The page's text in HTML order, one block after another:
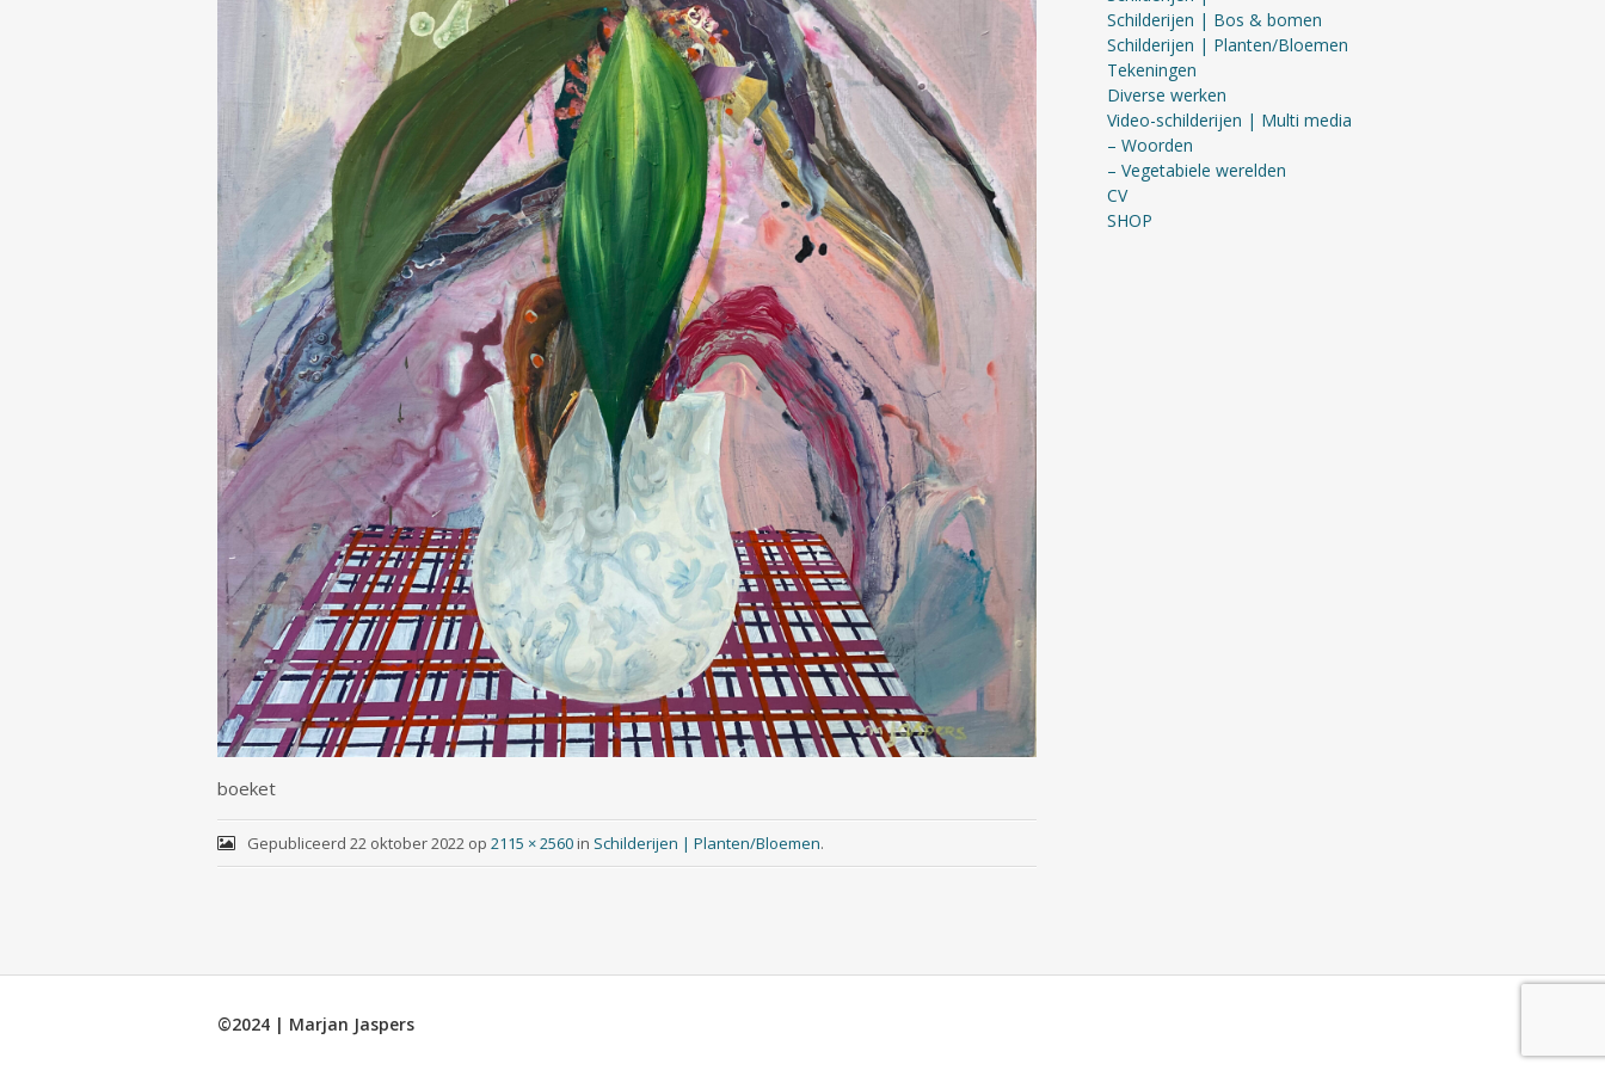
boeket
Gepubliceerd 22 oktober 2022op 2115 × 2560in Schilderijen | Planten/Bloemen.
Schilderijen | Bos & bomen
Schilderijen | Planten/Bloemen
Tekeningen
Diverse werken
Video-schilderijen | Multi media
– Woorden
– Vegetabiele werelden
CV
SHOP
©2024 | Marjan Jaspers